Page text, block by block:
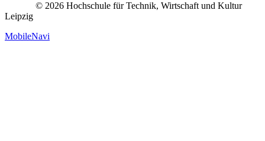
© 2026 Hochschule für Technik, Wirtschaft und Kultur
Leipzig
MobileNavi